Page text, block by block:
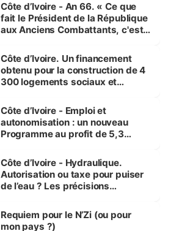
Côte d’Ivoire - An 66. « Ce que
fait le Président de la République
aux Anciens Combattants, c'est
Côte d’Ivoire. Un financement
obtenu pour la construction de 4
300 logements sociaux et
et Yamoussoukro
Côte d’Ivoire - Emploi et
autonomisation : un nouveau
Programme au profit de 5,3
Côte d’Ivoire - Hydraulique.
Autorisation ou taxe pour puiser
de l’eau ? Les précisions
Requiem pour le N’Zi (ou pour
mon pays ?)